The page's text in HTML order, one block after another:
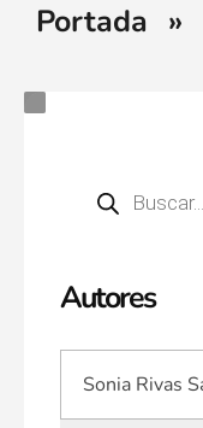
Portada »
Autores